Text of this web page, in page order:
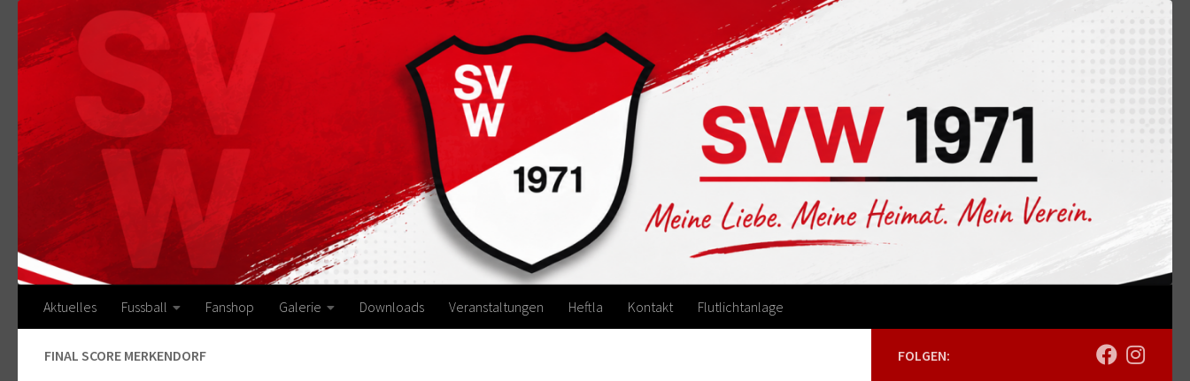
Zum Inhalt springen
Aktuelles Fussball Fanshop Galerie Downloads Veranstaltungen Heftla Kontakt Flutlichtanlage
FINAL SCORE MERKENDORF FOLGEN: